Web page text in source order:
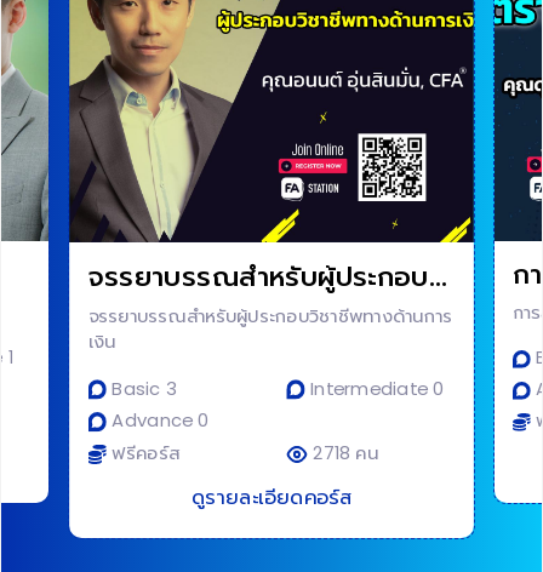
จรรยาบรรณสำหรับผู้ประกอบ
วิชาชีพทางด้านการเงิน
จรรยาบรรณสำหรับผู้ประกอบวิชาชีพทางด้านการ
เงิน
Basic 3
Intermediate 0
Advance 0
ฟรีคอร์ส
2718 คน
ดูรายละเอียดคอร์ส
ก
กา